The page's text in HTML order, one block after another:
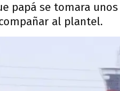
papá se tomara
al plantel.